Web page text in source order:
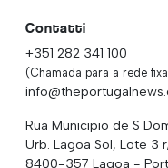
Contatti
+351 282 341 100
(Chamada para a rede
Rua Municipio de S
Urb. Lagoa Sol, Lote 3
8400-357 Lagoa -